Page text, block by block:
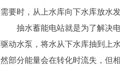
需要时，从上水库向下水库放水
抽水蓄能电站就是为了解决
驱动水泵，将水从下水库抽到上
然部分能量会在转化时流失，但